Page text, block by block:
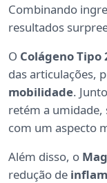
Combinando
resultados
O Colágeno Tipo
das articulações,
mobilidade.
retém a umidade,
com um aspecto
Além disso, o
redução de